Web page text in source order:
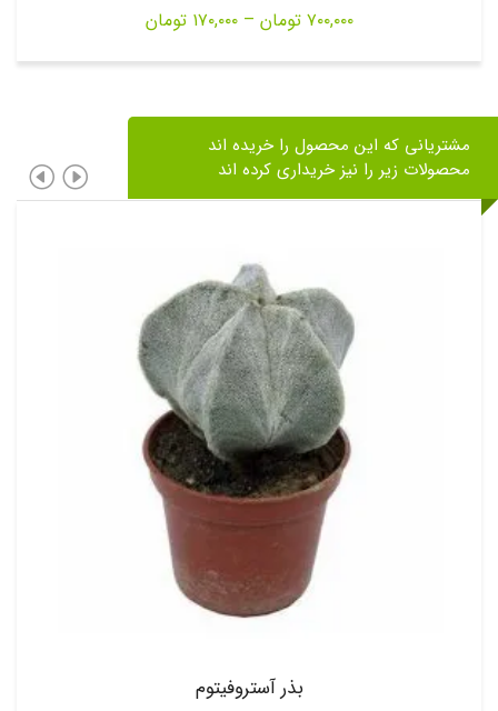
۷۰۰,۰۰۰ تومان – ۱۷۰,۰۰۰ تومانPrice
through
مشتریانی که این محصول را خریده اند
محصولات زیر را نیز خریداری کرده اند
بذر آستروفیتوم